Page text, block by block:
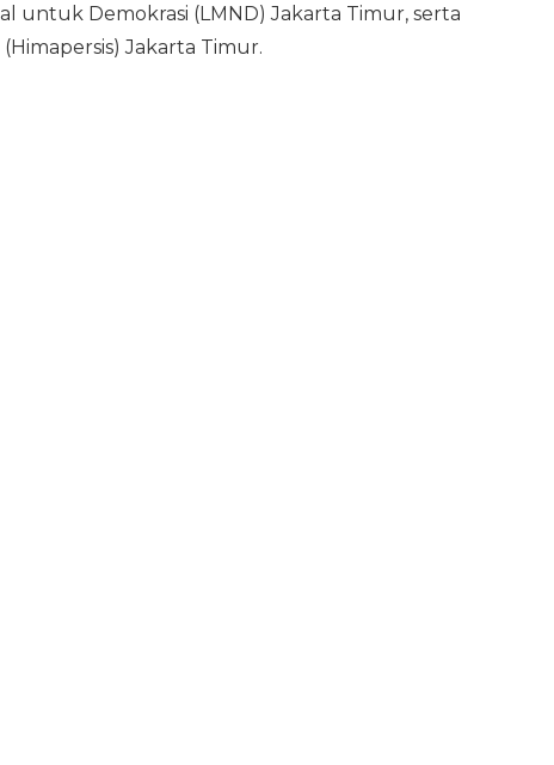
untuk Demokrasi (LMND) Jakarta Timur, serta
Jakarta Timur.